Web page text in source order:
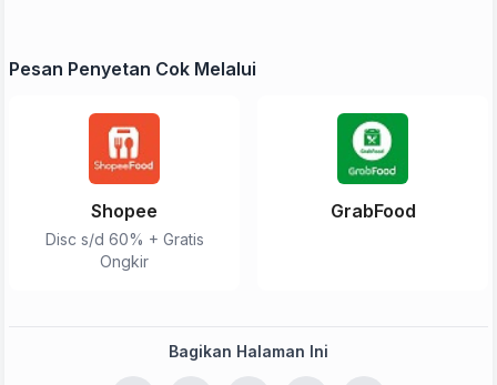
Pesan Penyetan Cok Melalui
Shopee
Disc s/d 60% + Gratis
Ongkir
GrabFood
Bagikan Halaman Ini